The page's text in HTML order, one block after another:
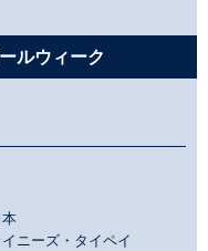
ルウィーク
本
ニーズ・タイペイ